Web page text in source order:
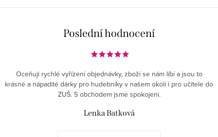
Poslední hodnocení
Oceňuji rychlé vyřízení objednávky, zboží se nám líbí a jsou to
krásné a nápadité dárky pro hudebníky v našem okolí i pro učitele do
ZUŠ. S obchodem jsme spokojeni.
Lenka Batková